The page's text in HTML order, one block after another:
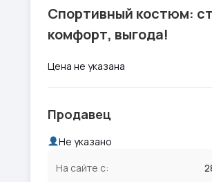
Спортивный костюм:
комфорт, выгода!
Цена не указана
Продавец
Не указано
На сайте с: